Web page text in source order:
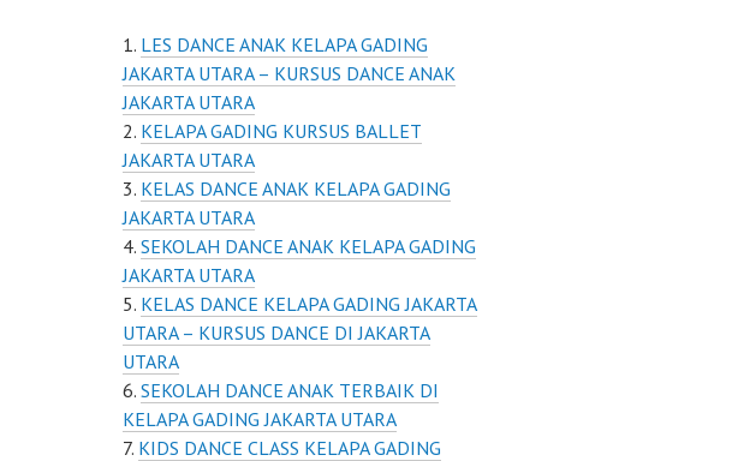
LES DANCE ANAK KELAPA GADING
JAKARTA UTARA – KURSUS DANCE ANAK
JAKARTA UTARA
KELAPA GADING KURSUS BALLET
JAKARTA UTARA
KELAS DANCE ANAK KELAPA GADING
JAKARTA UTARA
SEKOLAH DANCE ANAK KELAPA GADING
JAKARTA UTARA
KELAS DANCE KELAPA GADING JAKARTA
UTARA – KURSUS DANCE DI JAKARTA
UTARA
SEKOLAH DANCE ANAK TERBAIK DI
KELAPA GADING JAKARTA UTARA
KIDS DANCE CLASS KELAPA GADING